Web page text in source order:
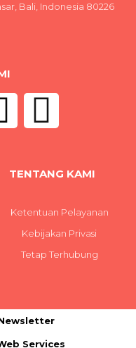
Bali, Indonesia 80226
TENTANG KAMI
Ketentuan Pelayanan
Kebijakan Privasi
Tetap Terhubung
Services